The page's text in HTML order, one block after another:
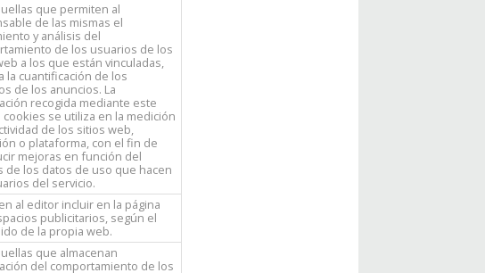
que permiten al
de las mismas el
y análisis del
de los usuarios de los
a los que están vinculadas,
la cuantificación de los
de los anuncios. La
recogida mediante este
se utiliza en la medición
de los sitios web,
o plataforma, con el fin de
mejoras en función del
de los datos de uso que hacen
del servicio.
al editor incluir en la página
publicitarios, según el
de la propia web.
que almacenan
del comportamiento de los